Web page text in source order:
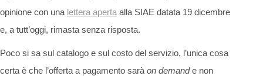
opinione con una lettera aperta alla SIAE datata 19 dicembre
e, a tutt’oggi, rimasta senza risposta.
Poco si sa sul catalogo e sul costo del servizio, l’unica cosa
certa è che l’offerta a pagamento sarà on demande non